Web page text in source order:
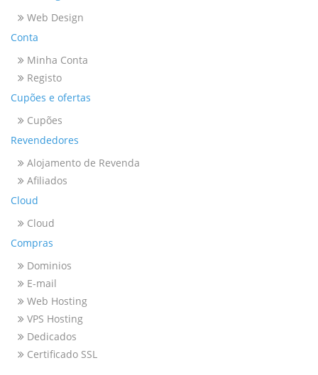
Web Design
Conta
Minha Conta
Registo
Cupões e ofertas
Cupões
Revendedores
Alojamento de Revenda
Afiliados
Cloud
Cloud
Compras
Dominios
E-mail
Web Hosting
VPS Hosting
Dedicados
Certificado SSL